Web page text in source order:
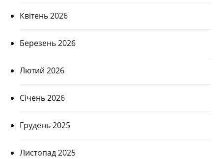
Квітень 2026
Березень 2026
Лютий 2026
Січень 2026
Грудень 2025
Листопад 2025